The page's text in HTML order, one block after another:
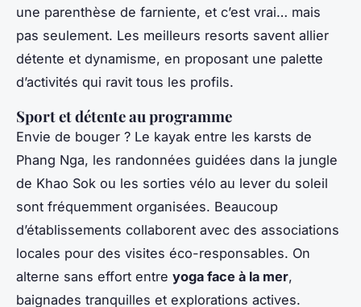
une parenthèse de farniente, et c’est vrai… mais
pas seulement. Les meilleurs resorts savent allier
détente et dynamisme, en proposant une palette
d’activités qui ravit tous les profils.
Sport et détente au programme
Envie de bouger ? Le kayak entre les karsts de
Phang Nga, les randonnées guidées dans la jungle
de Khao Sok ou les sorties vélo au lever du soleil
sont fréquemment organisées. Beaucoup
d’établissements collaborent avec des associations
locales pour des visites éco-responsables. On
alterne sans effort entre yoga face à la mer,
baignades tranquilles et explorations actives.